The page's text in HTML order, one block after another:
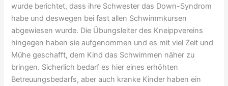
wurde berichtet, dass ihre Schwester das Down-Syndrom
habe und deswegen bei fast allen Schwimmkursen
abgewiesen wurde. Die Übungsleiter des Kneippvereins
hingegen haben sie aufgenommen und es mit viel Zeit und
Mühe geschafft, dem Kind das Schwimmen näher zu
bringen. Sicherlich bedarf es hier eines erhöhten
Betreuungsbedarfs, aber auch kranke Kinder haben ein